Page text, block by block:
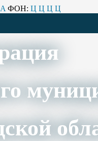
A ФОН: Ц Ц Ц Ц